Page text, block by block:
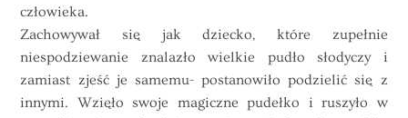
człowieka.
Zachowywał się jak dziecko, które zupełnie
niespodziewanie znalazło wielkie pudło słodyczy i
zamiast zjeść je samemu- postanowiło podzielić się z
innymi. Wzięło swoje magiczne pudełko i ruszyło w